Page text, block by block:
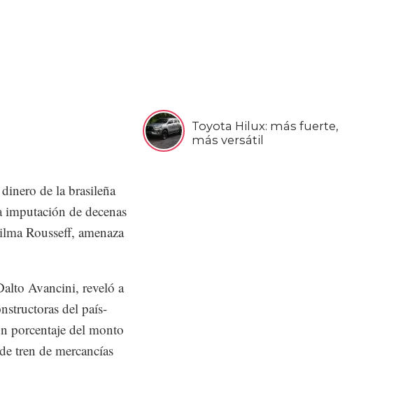
Toyota Hilux: más fuerte,
más versátil
de la brasileña
de decenas
Rousseff, amenaza
Avancini, reveló a
del país-
porcentaje del monto
tren de mercancías